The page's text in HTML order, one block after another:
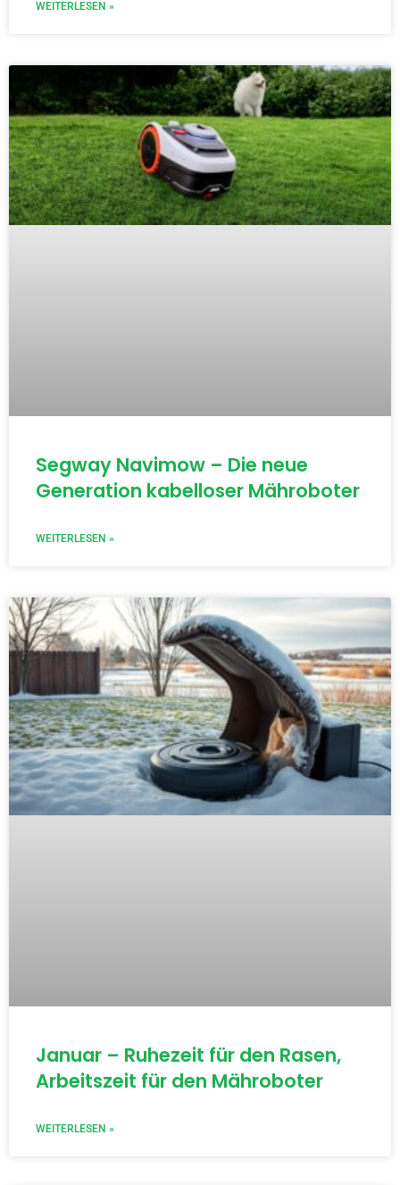
WEITERLESEN »
Segway Navimow – Die neue
Generation kabelloser Mähroboter
WEITERLESEN »
Januar – Ruhezeit für den Rasen,
Arbeitszeit für den Mähroboter
WEITERLESEN »